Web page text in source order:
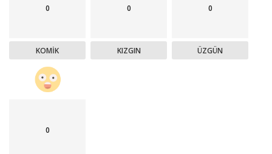
0
KOMIK
0
KIZGIN
0
ÜZGÜN
0